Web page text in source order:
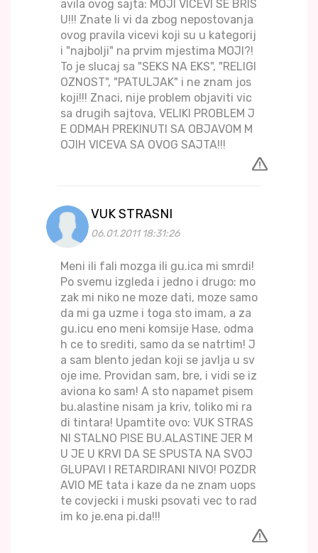
avila ovog sajta: MOJI VICEVI SE BRIS
U!!! Znate li vi da zbog nepostovanja
ovog pravila vicevi koji su u kategorij
i "najbolji" na prvim mjestima MOJI?!
To je slucaj sa "SEKS NA EKS", "RELIGI
OZNOST", "PATULJAK" i ne znam jos
koji!!! Znaci, nije problem objaviti vic
sa drugih sajtova, VELIKI PROBLEM J
E ODMAH PREKINUTI SA OBJAVOM M
OJIH VICEVA SA OVOG SAJTA!!!
VUK STRASNI
06.01.2011 18:31:26
Meni ili fali mozga ili gu.ica mi smrdi!
Po svemu izgleda i jedno i drugo: mo
zak mi niko ne moze dati, moze samo
da mi ga uzme i toga sto imam, a za
gu.icu eno meni komsije Hase, odma
h ce to srediti, samo da se natrtim! J
a sam blento jedan koji se javlja u sv
oje ime. Providan sam, bre, i vidi se iz
aviona ko sam! A sto napamet pisem
bu.alastine nisam ja kriv, toliko mi ra
di tintara! Upamtite ovo: VUK STRAS
NI STALNO PISE BU.ALASTINE JER M
U JE U KRVI DA SE SPUSTA NA SVOJ
GLUPAVI I RETARDIRANI NIVO! POZDR
AVIO ME tata i kaze da ne znam uops
te covjecki i muski psovati vec to rad
im ko je.ena pi.da!!!